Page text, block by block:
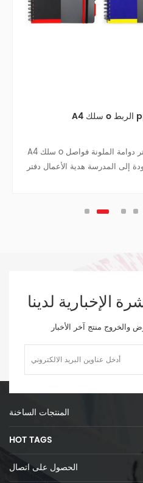
A4 سلك o دفتر الملاحظات ، 5 موضوع دفتر دوامة الملونة فواصل
إلى المدرسة هدية الأعمال دفتر
الإخبارية لدينا
المنتجات الساخنة
HOT TAGS
الحصول على اتصال